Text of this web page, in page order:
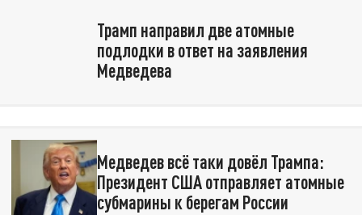
Трамп направил две атомные
подлодки в ответ на заявления
Медведева
Медведев всё таки довёл Трампа:
Президент США отправляет атомные
субмарины к берегам России